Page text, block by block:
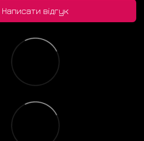
Написати відгук